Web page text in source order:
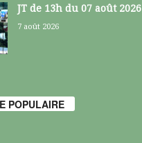
JT de 13h du 07 août 2026
7 août 2026
POPULAIRE